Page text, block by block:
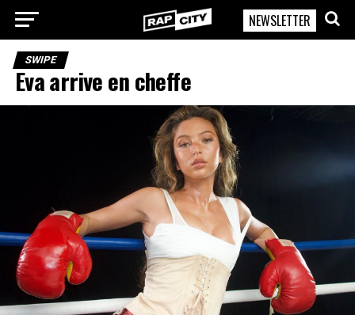
RapCity
NEWSLETTER
SWIPE
Eva arrive en cheffe